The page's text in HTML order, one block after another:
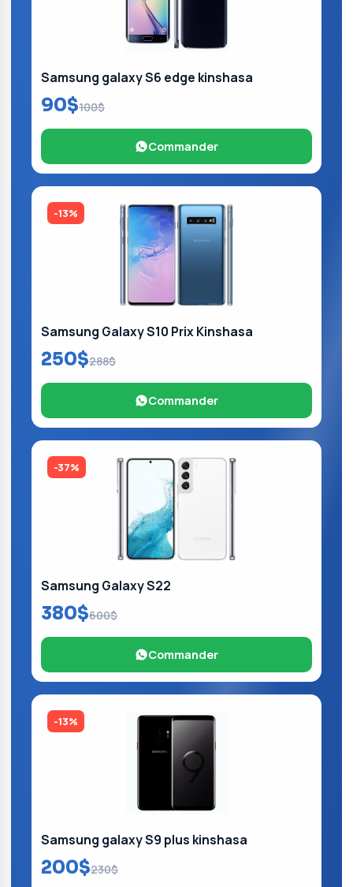
Samsung galaxy S6 edge kinshasa
90$100$
Commander
-13%
Samsung Galaxy S10 Prix Kinshasa
250$288$
Commander
-37%
Samsung Galaxy S22
380$600$
Commander
-13%
Samsung galaxy S9 plus kinshasa
200$230$